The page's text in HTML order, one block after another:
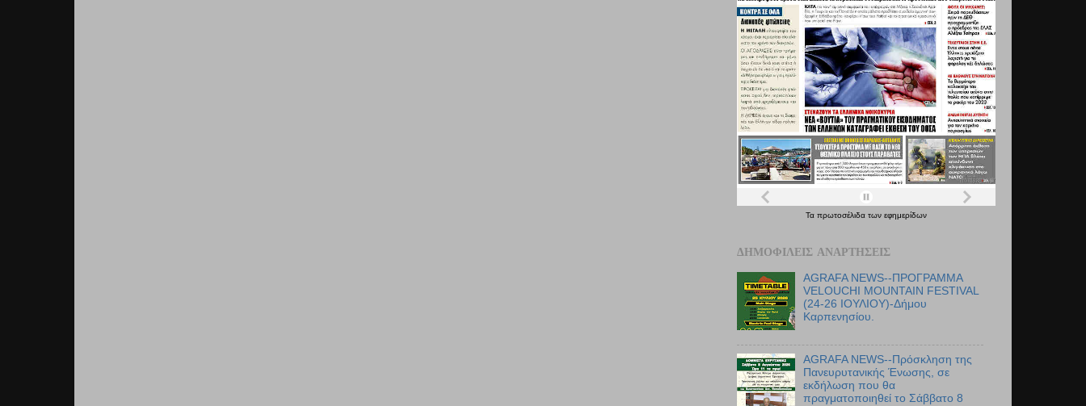
Τα πρωτοσέλιδα των εφημερίδων
ΔΗΜΟΦΙΛΕΊΣ ΑΝΑΡΤΉΣΕΙΣ
AGRAFA NEWS--ΠΡΟΓΡΑΜΜΑ
VELOUCHI MOUNTAIN FESTIVAL
(24-26 ΙΟΥΛΙΟΥ)-Δήμου
Καρπενησίου.
AGRAFA NEWS--Πρόσκληση της
Πανευρυτανικής Ένωσης, σε
εκδήλωση που θα
πραγματοποιηθεί το Σάββατο 8